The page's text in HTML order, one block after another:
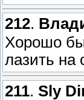
212.
Хорошо
лазить на
211. Sly